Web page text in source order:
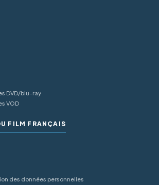
DVD/blu-ray
VOD
FILM FRANÇAIS
des données personnelles